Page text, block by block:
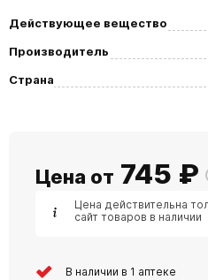
Действующее вещество
Производитель
Страна
Цена от 745 ₽
Цена действительна
сайт товаров в наличии
В наличии в 1 аптеке